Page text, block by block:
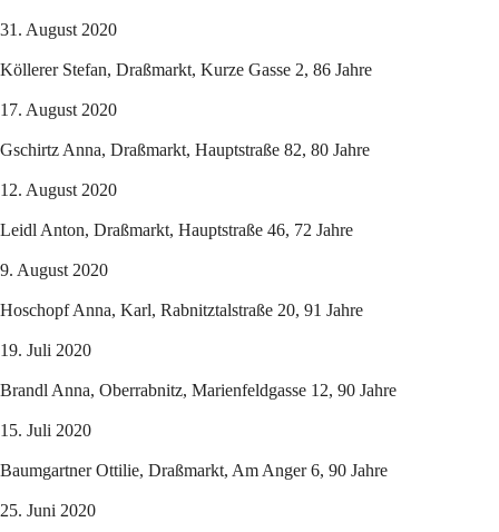
31. August 2020
Köllerer Stefan, Draßmarkt, Kurze Gasse 2, 86 Jahre
17. August 2020
Gschirtz Anna, Draßmarkt, Hauptstraße 82, 80 Jahre
12. August 2020
Leidl Anton, Draßmarkt, Hauptstraße 46, 72 Jahre
9. August 2020
Hoschopf Anna, Karl, Rabnitztalstraße 20, 91 Jahre
19. Juli 2020
Brandl Anna, Oberrabnitz, Marienfeldgasse 12, 90 Jahre
15. Juli 2020
Baumgartner Ottilie, Draßmarkt, Am Anger 6, 90 Jahre
25. Juni 2020